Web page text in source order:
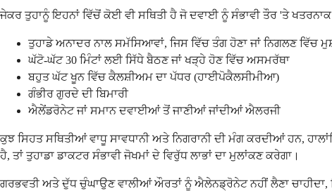
ਜੇਕਰ ਤੁਹਾਨੂੰ ਇਹਨਾਂ ਵਿੱਚੋਂ ਕੋਈ ਵੀ ਸਥਿਤੀ ਹੈ ਜੋ ਦਵਾਈ ਨੂੰ ਸੰਭਾਵੀ ਤੌਰ 'ਤੇ
ਤੁਹਾਡੇ ਅਨਾਦਰ ਨਾਲ ਸਮੱਸਿਆਵਾਂ, ਜਿਸ ਵਿੱਚ ਤੰਗ ਹੋਣਾ ਜਾਂ ਨਿਗਲਣ ਵਿੱਚ
ਘੱਟੋ-ਘੱਟ 30 ਮਿੰਟਾਂ ਲਈ ਸਿੱਧੇ ਬੈਠਣ ਜਾਂ ਖੜ੍ਹੇ ਹੋਣ ਵਿੱਚ ਅਸਮਰੱਥਾ
ਬਹੁਤ ਘੱਟ ਖੂਨ ਵਿੱਚ ਕੈਲਸ਼ੀਅਮ ਦਾ ਪੱਧਰ (ਹਾਈਪੋਕੈਲਸੀਮੀਆ)
ਗੰਭੀਰ ਗੁਰਦੇ ਦੀ ਬਿਮਾਰੀ
ਐਲੇਂਡਰੋਨੇਟ ਜਾਂ ਸਮਾਨ ਦਵਾਈਆਂ ਤੋਂ ਜਾਣੀਆਂ ਜਾਂਦੀਆਂ ਐਲਰਜੀ
ਕੁਝ ਸਿਹਤ ਸਥਿਤੀਆਂ ਵਾਧੂ ਸਾਵਧਾਨੀ ਅਤੇ ਨਿਗਰਾਨੀ ਦੀ ਮੰਗ ਕਰਦੀਆਂ ਹਨ,
ਹੈ, ਤਾਂ ਤੁਹਾਡਾ ਡਾਕਟਰ ਸੰਭਾਵੀ ਜੋਖਮਾਂ ਦੇ ਵਿਰੁੱਧ ਲਾਭਾਂ ਦਾ ਮੁਲਾਂਕਣ ਕਰੇਗਾ।
ਗਰਭਵਤੀ ਅਤੇ ਦੁੱਧ ਚੁੰਘਾਉਣ ਵਾਲੀਆਂ ਔਰਤਾਂ ਨੂੰ ਐਲੇਨਡ੍ਰੋਨੇਟ ਨਹੀਂ ਲੈਣਾ